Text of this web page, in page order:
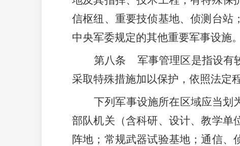
信枢纽、重要技侦基地、侦测台站
中央军委规定的其他重要军事设施。
第八条
军事管理区是指设有
采取特殊措施加以保护，依照法定
下列军事设施所在区域应当划
部队机关（含科研、设计、教学单
阵地；常规武器试验基地；通信